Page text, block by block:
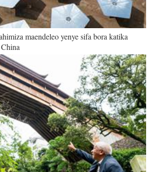
maendeleo yenye sifa bora katika